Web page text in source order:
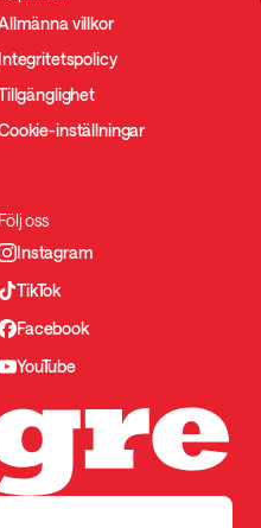
villkor
Integritetspolicy
inställningar
Följ oss
Instagram
TikTok
Facebook
YouTube